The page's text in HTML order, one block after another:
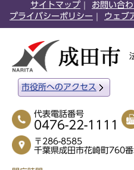
サイトマップ お問い合
プライバシーポリシー
ウェブ
市役所へのアクセス
代表電話番号
0476-22-1111
〒286-8585
千葉県成田市花崎町760